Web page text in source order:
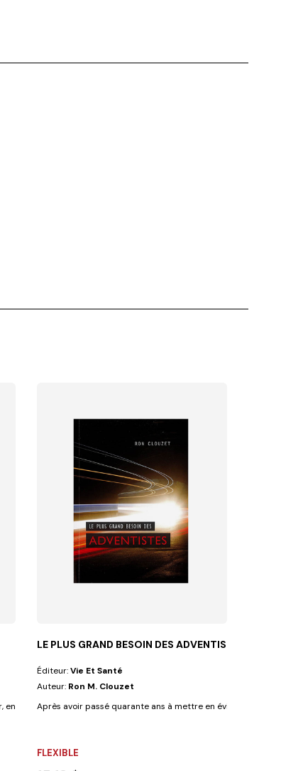
se remémorant ses expériences,...
LE PLUS GRAND BESOIN DES ADVENTISTES
Éditeur:Vie Et Santé
Auteur: Ron M. Clouzet
Après avoir passé quarante ans à mettre en évidence de
FLEXIBLE